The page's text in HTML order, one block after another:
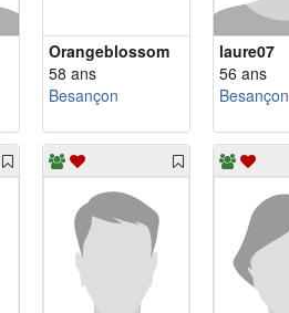
Orangeblossom
58 ans
Besançon
laure07
56 ans
Besançon